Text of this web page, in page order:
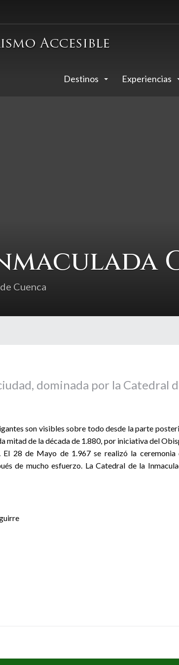
Destinos Experiencias
Cuenca
dominada por la Catedral
son visibles sobre todo desde la parte
mitad de la década de 1.880, por iniciativa del
28 de Mayo de 1.967 se realizó la ceremonia
de mucho esfuerzo. La Catedral de la